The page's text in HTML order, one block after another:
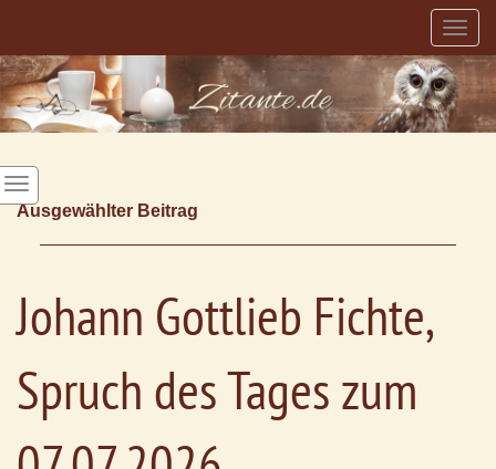
Ausgewählter Beitrag
Johann Gottlieb Fichte,
Spruch des Tages zum